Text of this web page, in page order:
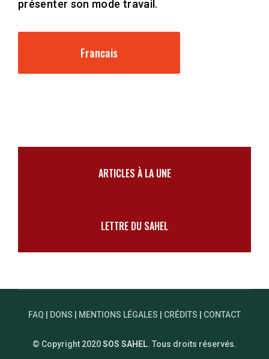
présenter son mode travail.
Francais
ARTICLES À LA UNE
LETTRE DU SAHEL
FAQ DONS MENTIONS LÉGALES CRÉDITS CONTACT
© Copyright 2020SOS SAHEL. Tous droits réservés.